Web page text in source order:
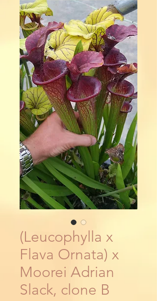
(Leucophylla x
Flava Ornata) x
Moorei Adrian
Slack, clone B